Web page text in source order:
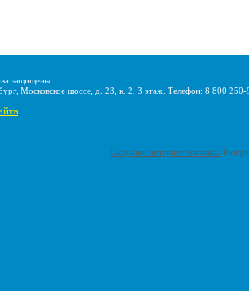
защищены.
Московское шоссе, д. 23, к. 2, 3 этаж. Телефон: 8 800
Создание интернет-магазина